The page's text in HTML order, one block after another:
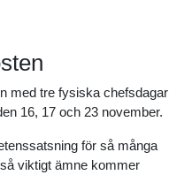
med tre fysiska chefsdagar
16, 17 och 23 november.
för så många
viktigt ämne kommer